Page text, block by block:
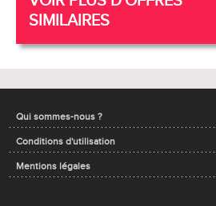
SIMILAIRES
Qui sommes-nous ?
Conditions d'utilisation
Mentions légales